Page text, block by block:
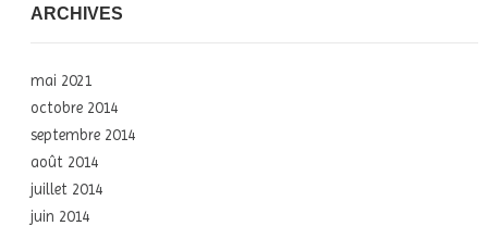
ARCHIVES
mai 2021
octobre 2014
septembre 2014
août 2014
juillet 2014
juin 2014